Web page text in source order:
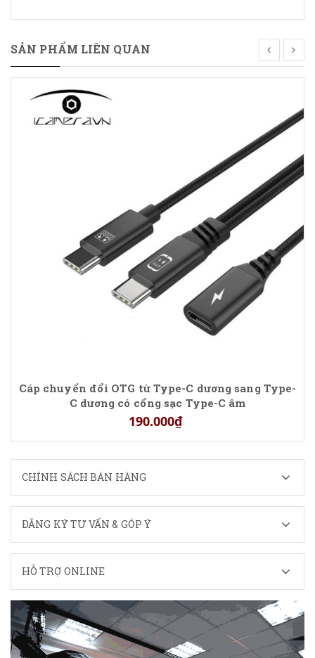
SẢN PHẨM LIÊN QUAN
Cáp chuyển đổi OTG từ Type-C dương sang Type-
C dương có cổng sạc Type-C âm
190.000₫
CHÍNH SÁCH BÁN HÀNG
ĐĂNG KÝ TƯ VẤN & GÓP Ý
HỖ TRỢ ONLINE